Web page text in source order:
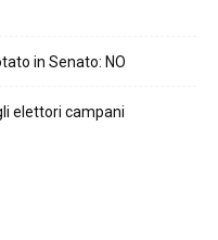
in Senato: NO
elettori campani